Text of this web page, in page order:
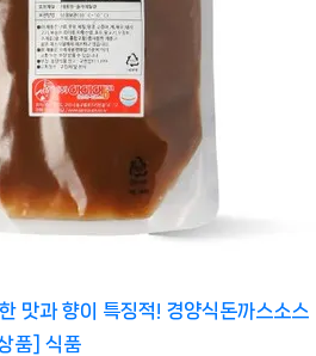
맛과 향이 특징적! 경양식돈까스소스
품] 식품